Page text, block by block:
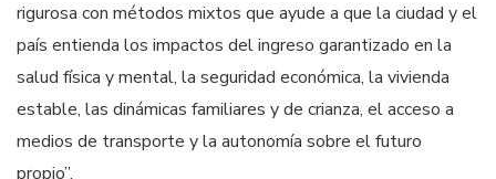
rigurosa con métodos mixtos que ayude a que la ciudad y el
país entienda los impactos del ingreso garantizado en la
salud física y mental, la seguridad económica, la vivienda
estable, las dinámicas familiares y de crianza, el acceso a
medios de transporte y la autonomía sobre el futuro
propio”.